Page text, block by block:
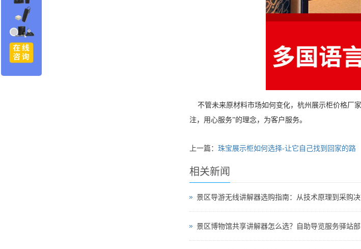
不管未来原材料市场如何变化，杭州展示柜价格厂
注，用心服务”的理念，为客户服务。
上一篇： 珠宝展示柜如何选择-让它自己找到回家的路
相关新闻
景区导游无线讲解器选购指南：从技术原理到采购